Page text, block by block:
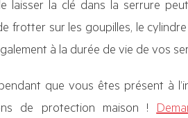
la clé dans la serrure
frotter sur les goupilles, le
à la durée de vie de vos
que vous êtes présent à
de protection maison !